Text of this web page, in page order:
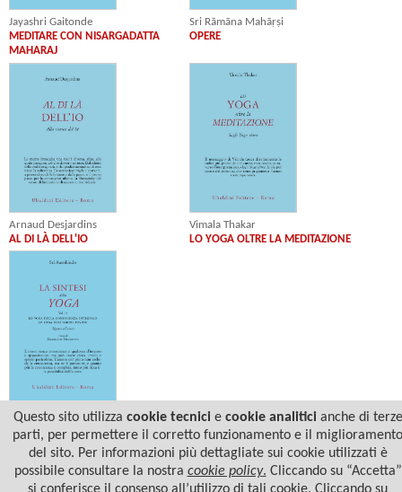
Jayashri Gaitonde
MEDITARE CON NISARGADATTA
MAHARAJ
Sri Rāmāna Mahāṛṣi
OPERE
Arnaud Desjardins
AL DI LÀ DELL'IO
Vimala Thakar
LO YOGA OLTRE LA MEDITAZIONE
Sri Aurobindo
LA SINTESI DELLO YOGA - VOL. II
Questo sito utilizza cookie tecnicie cookie analiticianche di terze
parti, per permettere il corretto funzionamento e il miglioramento
del sito. Per informazioni più dettagliate sui cookie utilizzati è
possibile consultare la nostra cookie policy. Cliccando su “Accetta”